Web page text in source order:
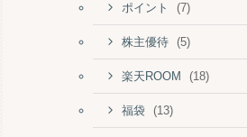
ポイント (7)
株主優待 (5)
楽天ROOM (18)
福袋 (13)